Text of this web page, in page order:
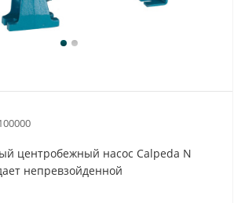
центробежный насос Calpeda N
непревзойденной